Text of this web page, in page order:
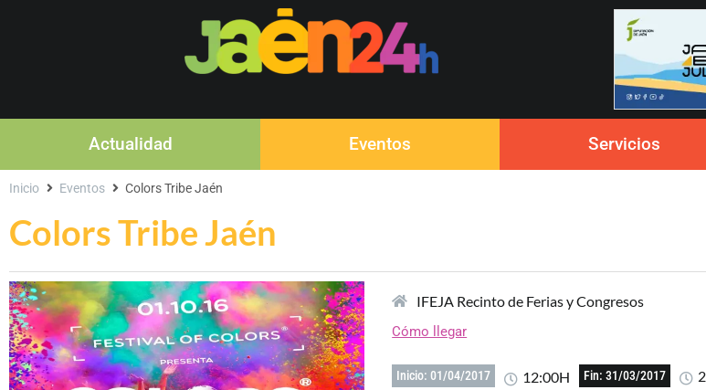
Actualidad Eventos Servicios
Colors Tribe Jaén
Inicio Eventos Colors Tribe Jaén
IFEJA Recinto de Ferias y Congresos
Cómo llegar
Inicio: 01/04/2017 12:00H Fin: 31/03/2017